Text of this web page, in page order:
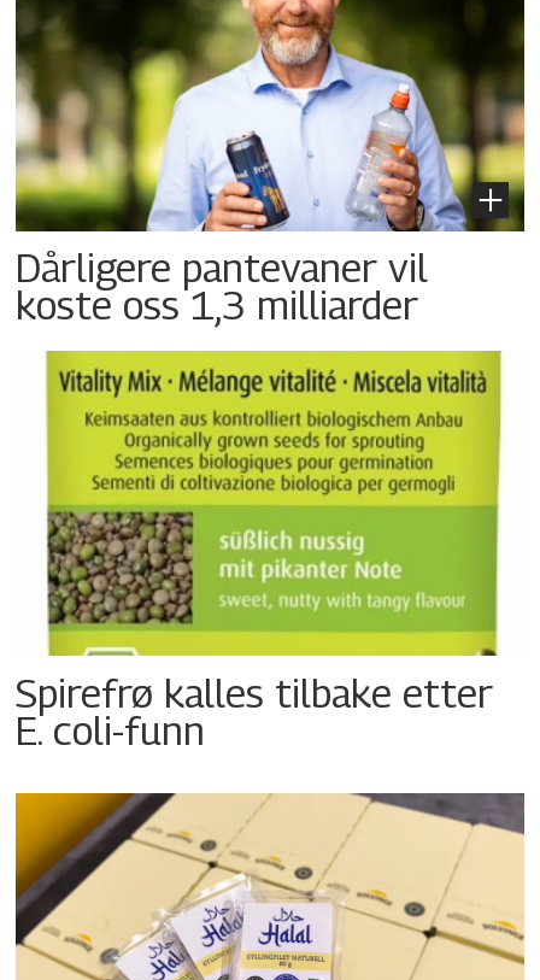
Dårligere pantevaner vil
koste oss 1,3 milliarder
Spirefrø kalles tilbake etter
E. coli-funn